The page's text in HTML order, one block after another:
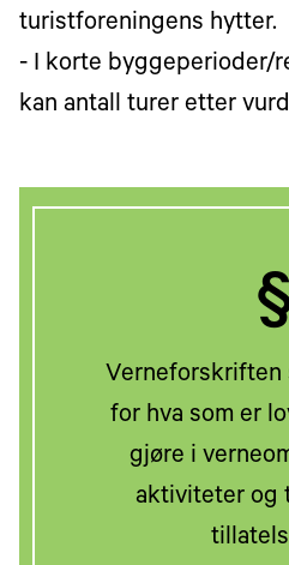
turistforeningens hytter.
- I korte byggeperioder/
kan antall turer etter
Verneforskriften
for hva som er
gjøre i
aktiviteter og